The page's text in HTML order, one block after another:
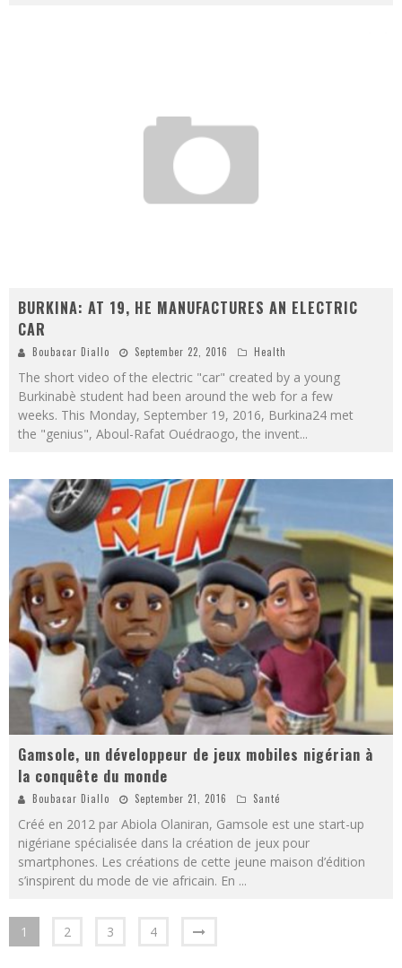
BURKINA: AT 19, HE MANUFACTURES AN ELECTRIC
CAR
Boubacar Diallo September 22, 2016 Health
The short video of the electric "car" created by a young
Burkinabè student had been around the web for a few
weeks. This Monday, September 19, 2016, Burkina24 met
the "genius", Aboul-Rafat Ouédraogo, the invent...
Gamsole, un développeur de jeux mobiles nigérian à
la conquête du monde
Boubacar Diallo September 21, 2016 Santé
Créé en 2012 par Abiola Olaniran, Gamsole est une start-up
nigériane spécialisée dans la création de jeux pour
smartphones. Les créations de cette jeune maison d’édition
s’inspirent du mode de vie africain. En ...
1 2 3 4